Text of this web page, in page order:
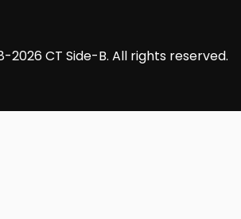
2026 CT Side-B. All rights reserved.